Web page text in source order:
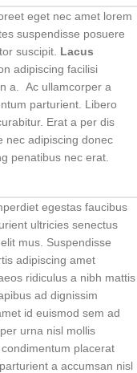
eget nec amet lorem
suspendisse posuere
suscipit. Lacus
adipiscing facilisi
a. Ac ullamcorper a
parturient. Libero
Erat a per dis
nec adipiscing donec
penatibus nec erat.
egestas faucibus
ultricies senectus
mus. Suspendisse
adipiscing amet
ridiculus a nibh mattis
ad dignissim
id euismod sem ad
urna nisl mollis
placerat
a accumsan nisl